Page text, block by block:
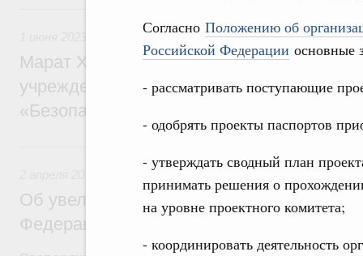
Согласно Положению об
Российской Федерации основные
- рассматривать поступающие
- одобрять проекты паспортов
- утверждать сводный план
принимать решения о
на уровне проектного комитета;
- координировать деятельность
Автомобильный транспорт. Безопасность
Марат Хуснуллин: Более 3,3 тыс. км
учреждениям отремонтированы по
«Безопасные качественные дороги»
Дорожное хозяйство
Об увеличении межбюджетных
Федерации на финансирование